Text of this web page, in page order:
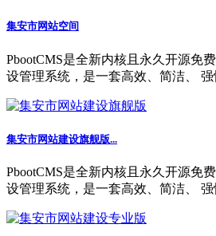
集安市网站空间
PbootCMS是全新内核且永久开源免
设管理系统，是一套高效、简洁、 强
集安市网站建设旗舰版...
PbootCMS是全新内核且永久开源免
设管理系统，是一套高效、简洁、 强